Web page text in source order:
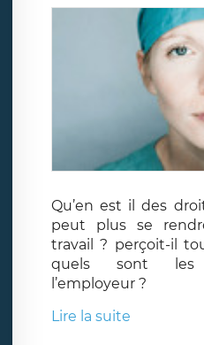
Qu’en est il des
peut plus se
travail ? perçoit-il
quels sont les
l’employeur ?
Lire la suite